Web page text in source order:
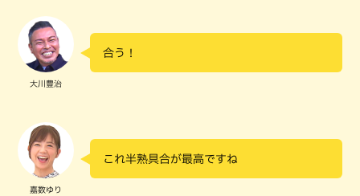
大川豊治
合う！
嘉数ゆり
これ半熟具合が最高ですね